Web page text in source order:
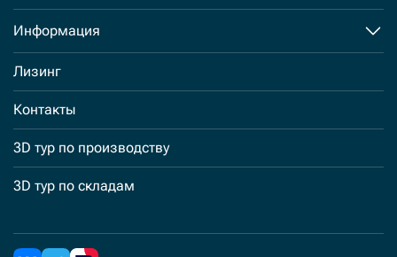
Информация
Лизинг
Контакты
3D тур по производству
3D тур по складам